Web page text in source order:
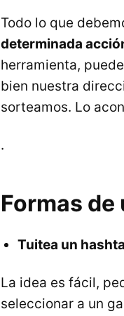
Todo lo que
determinada
herramienta,
bien nuestra
sorteamos. Lo
.
Formas
Tuitea un
La idea es fácil,
seleccionar a un